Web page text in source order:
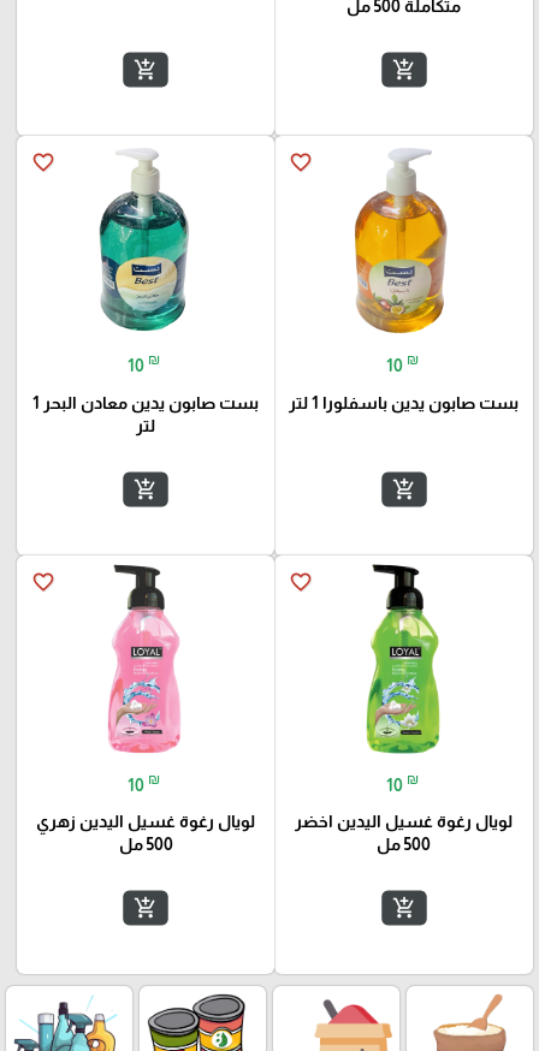
متكاملة 500 مل
add_shopping_cart
add_shopping_cart
favorite_border
10 ₪
بست صابون يدين باسفلورا 1 لتر
add_shopping_cart
favorite_border
10 ₪
بست صابون يدين معادن البحر 1
لتر
add_shopping_cart
favorite_border
10 ₪
لويال رغوة غسيل اليدين اخضر
500 مل
add_shopping_cart
favorite_border
10 ₪
لويال رغوة غسيل اليدين زهري
500 مل
add_shopping_cart